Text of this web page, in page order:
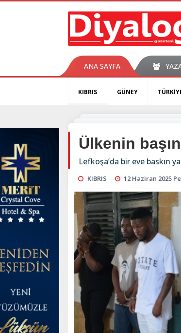
ANA SAYFA
KIBRIS GÜNEY
Ülkenin
Lefkoşa’da bir eve baskın
KIBRIS 12 Haziran 2025